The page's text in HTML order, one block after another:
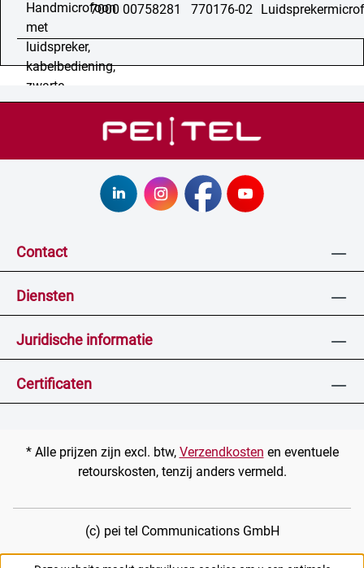
7000 00758281 770176-02
Contact
Diensten
Juridische informatie
Certificaten
* Alle prijzen zijn excl. btw, Verzendkosten en eventuele
retourskosten, tenzij anders vermeld.
(c) pei tel Communications GmbH